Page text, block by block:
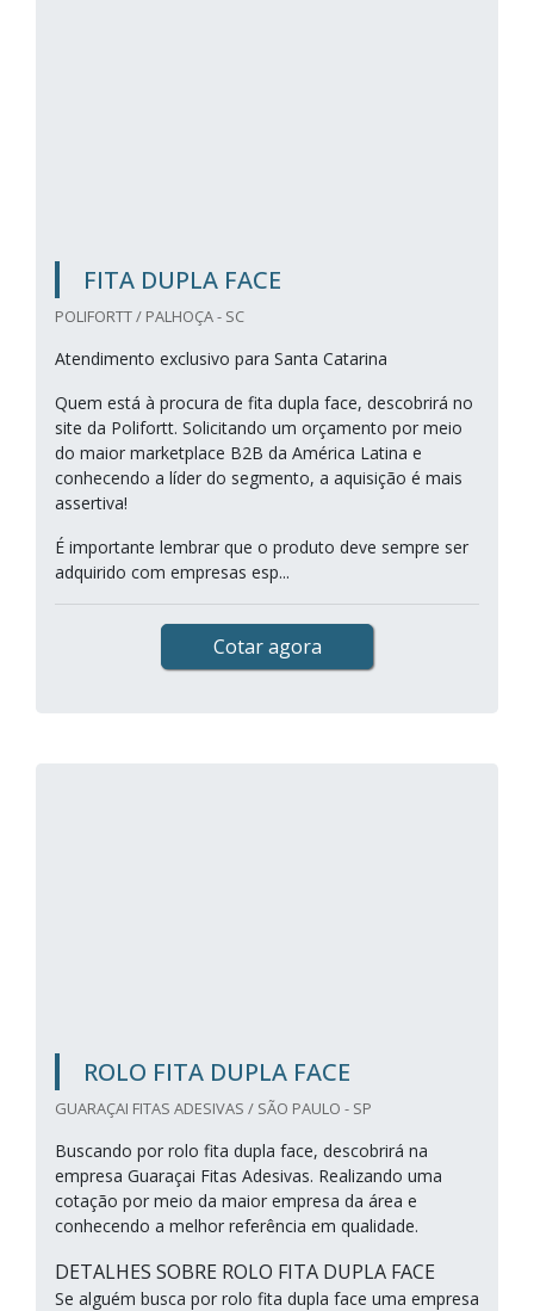
FITA DUPLA FACE
POLIFORTT / PALHOÇA - SC
Atendimento exclusivo para Santa Catarina
Quem está à procura de fita dupla face, descobrirá no
site da Polifortt. Solicitando um orçamento por meio
do maior marketplace B2B da América Latina e
conhecendo a líder do segmento, a aquisição é mais
assertiva!
É importante lembrar que o produto deve sempre ser
adquirido com empresas esp...
Cotar agora
ROLO FITA DUPLA FACE
GUARAÇAI FITAS ADESIVAS / SÃO PAULO - SP
Buscando por rolo fita dupla face, descobrirá na
empresa Guaraçai Fitas Adesivas. Realizando uma
cotação por meio da maior empresa da área e
conhecendo a melhor referência em qualidade.
DETALHES SOBRE ROLO FITA DUPLA FACE
Se alguém busca por rolo fita dupla face uma empresa